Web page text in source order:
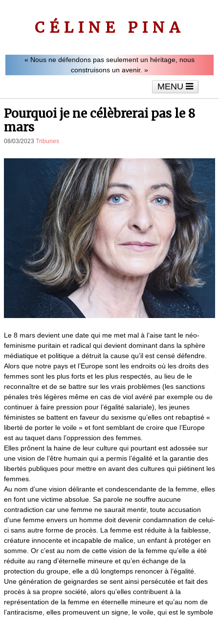
CÉLINE PINA
« Nous ne défendons pas seulement un héritage, nous
construisons un avenir. »
MENU
Le mot de Céline Pina
Interviews
Pourquoi je ne célèbrerai pas le 8
mars
08/03/2023 Tribunes
Le 8 mars devient une date qui me met mal à l’aise tant le néo-
feminisme puritain et radical qui devient dominant dans la sphère
médiatique et politique a détruit la cause qu’il est censé défendre.
Alors que notre pays et l’Europe sont les endroits où les droits des
femmes sont les plus forts et les plus respectés, au lieu de le
reconnaître et de se battre sur les vrais problèmes (les sanctions
pénales très légères même en cas de viol avéré par exemple ou de
continuer à faire pression pour l’égalité salariale), les jeunes
féministes se battent en faveur du sexisme qu’elles ont rebaptisé «
liberté de porter le voile » et font semblant de croire que l’Europe
est au taquet dans l’oppression des femmes.
Elles prônent la haine de leur culture qui pourtant est adossée sur
une vision de l’être humain qui a permis l’égalité et la garantie des
libertés publiques pour mettre en avant des cultures qui piétinent les
femmes.
Au nom d’une vision délirante et condescendante de la femme, elles
en font une victime absolue. Sa parole ne souffre aucune
contradiction car une femme ne saurait mentir, toute accusation
d’une femme envers un homme doit devenir condamnation de celui-
ci sans autre forme de procès. La femme est réduite à la faiblesse,
créature innocente et incapable de malice, un enfant à protéger en
somme. Or c’est au nom de cette vision de la femme qu’elle a été
réduite au rang d’éternelle mineure et qu’en échange de la
protection du groupe, elle a dû longtemps renoncer à l’égalité.
Une génération de geignardes se sent ainsi persécutée et fait des
procès à sa propre société, alors qu’elles contribuent à la
représentation de la femme en éternelle mineure et qu’au nom de
l’antiracisme, elles promeuvent un signe, le voile, qui est le symbole